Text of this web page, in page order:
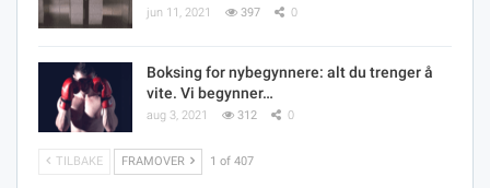
jun 11, 2021 397 0
Boksing for nybegynnere: alt du trenger å
vite. Vi begynner…
aug 3, 2021 312 0
TILBAKE FRAMOVER 1 of 407